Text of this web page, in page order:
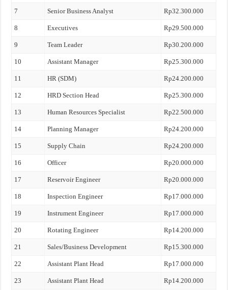
7 Senior Business Analyst Rp32.300.000
8 Executives Rp29.500.000
9 Team Leader Rp30.200.000
10 Assistant Manager Rp25.300.000
11 HR (SDM) Rp24.200.000
12 HRD Section Head Rp25.300.000
13 Human Resources Specialist Rp22.500.000
14 Planning Manager Rp24.200.000
15 Supply Chain Rp24.200.000
16 Officer Rp20.000.000
17 Reservoir Engineer Rp20.000.000
18 Inspection Engineer Rp17.000.000
19 Instrument Engineer Rp17.000.000
20 Rotating Engineer Rp14.200.000
21 Sales/Business Development Rp15.300.000
22 Assistant Plant Head Rp17.000.000
23 Assistant Plant Head Rp14.200.000